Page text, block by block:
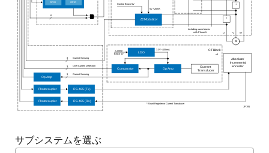
JP191
∆Σ Modulator
M
*
*
CT Block
Absolute/
Incremental
Encoder
LDO
Comparator
Current
Transducer
Op Amp
RS-485 (Rx)
6
Control Block 5V
5V <20mA
Including same blocks
with Phase U U V W
*Shunt Register or Current Transducer
3 Current Sensing
Current Sensing
Over Current Detection
3
3
Control
Block 5V
3.3V <100mA
x3
GPIO GPIO
Op Amp
RS-485 (Tx)
Photocoupler
Photocoupler
サブシステムを選ぶ